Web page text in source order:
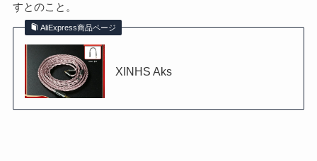
すとのこと。
AliExpress商品ページ
XINHS Aks